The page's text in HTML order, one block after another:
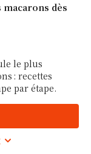
dès
apprendre à
à réussir
ne m’a jamais
tout
le plus
: recettes
par étape.